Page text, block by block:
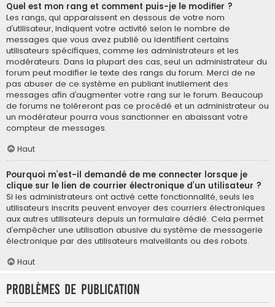
Quel est mon rang et comment puis-je le modifier ?
Les rangs, qui apparaissent en dessous de votre nom
d’utilisateur, indiquent votre activité selon le nombre de
messages que vous avez publié ou identifient certains
utilisateurs spécifiques, comme les administrateurs et les
modérateurs. Dans la plupart des cas, seul un administrateur du
forum peut modifier le texte des rangs du forum. Merci de ne
pas abuser de ce système en publiant inutilement des
messages afin d’augmenter votre rang sur le forum. Beaucoup
de forums ne toléreront pas ce procédé et un administrateur ou
un modérateur pourra vous sanctionner en abaissant votre
compteur de messages.
Haut
Pourquoi m’est-il demandé de me connecter lorsque je
clique sur le lien de courrier électronique d’un utilisateur ?
Si les administrateurs ont activé cette fonctionnalité, seuls les
utilisateurs inscrits peuvent envoyer des courriers électroniques
aux autres utilisateurs depuis un formulaire dédié. Cela permet
d’empêcher une utilisation abusive du système de messagerie
électronique par des utilisateurs malveillants ou des robots.
Haut
Problèmes de publication